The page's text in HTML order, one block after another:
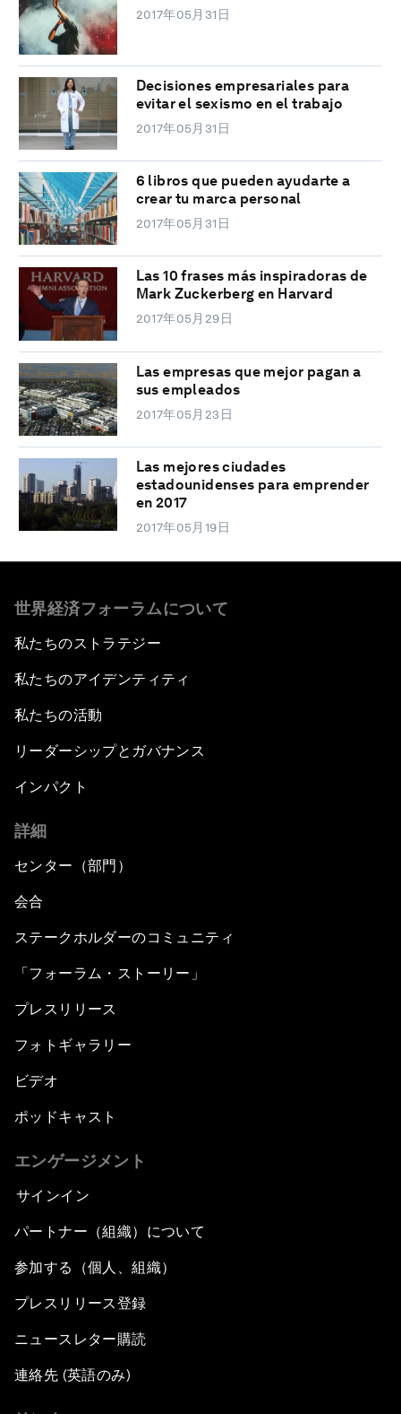
2017年05月31日
Decisiones empresariales para
evitar el sexismo en el trabajo
2017年05月31日
6 libros que pueden ayudarte a
crear tu marca personal
2017年05月31日
Las 10 frases más inspiradoras de
Mark Zuckerberg en Harvard
2017年05月29日
Las empresas que mejor pagan a
sus empleados
2017年05月23日
Las mejores ciudades
estadounidenses para emprender
en 2017
2017年05月19日
世界経済フォーラムについて
私たちのストラテジー
私たちのアイデンティティ
私たちの活動
リーダーシップとガバナンス
インパクト
詳細
センター（部門）
会合
ステークホルダーのコミュニティ
「フォーラム・ストーリー」
プレスリリース
フォトギャラリー
ビデオ
ポッドキャスト
エンゲージメント
サインイン
パートナー（組織）について
参加する（個人、組織）
プレスリリース登録
ニュースレター購読
連絡先 (英語のみ)